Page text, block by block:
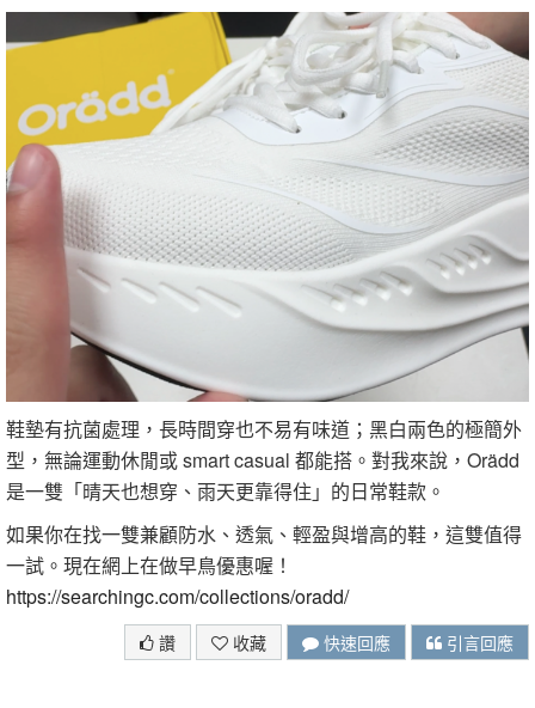
鞋墊有抗菌處理，長時間穿也不易有味道；黑白兩色的極簡外
型，無論運動休閒或 smart casual 都能搭。對我來說，Orädd
是一雙「晴天也想穿、雨天更靠得住」的日常鞋款。
如果你在找一雙兼顧防水、透氣、輕盈與增高的鞋，這雙值得
一試。現在網上在做早鳥優惠喔！
https://searchingc.com/collections/oradd/
讚 收藏 快速回應 引言回應